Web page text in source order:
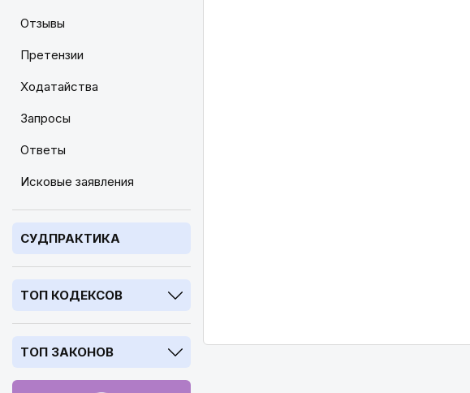
Отзывы
Претензии
Ходатайства
Запросы
Ответы
Исковые заявления
СУДПРАКТИКА
ТОП КОДЕКСОВ
ТОП ЗАКОНОВ